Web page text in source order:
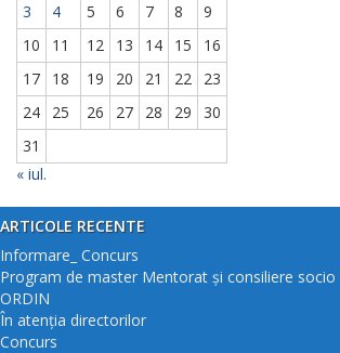
3
4 5 6 7 8
9
10
11 12 13 14 15
16
17
18 19 20 21 22
23
24
25 26 27 28 29
30
31
« iul.
ARTICOLE RECENTE
Informare_ Concurs
Program de master Mentorat și consiliere socio
ORDIN
În atenția directorilor
Concurs